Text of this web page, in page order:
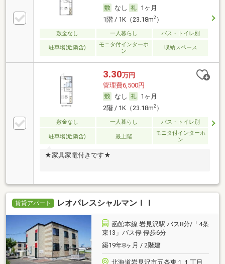
なし
1ヶ月
1階 / 1K（23.18m2）
敷金なし 一人暮らし バス・トイレ別
駐車場(近隣含)
モニタ付インターホ
ン
収納スペース
3.30万円
管理費6,500円
なし
1ヶ月
2階 / 1K（23.18m2）
敷金なし 一人暮らし バス・トイレ別
駐車場(近隣含) 最上階
モニタ付インターホ
ン
★家具家電付きです★
賃貸アパート レオパレスシャルマンＩＩ
函館本線 岩見沢駅 バス8分/「4条
東13」バス停 停歩6分
築19年8ヶ月 / 2階建
北海道岩見沢市五条東１１丁目